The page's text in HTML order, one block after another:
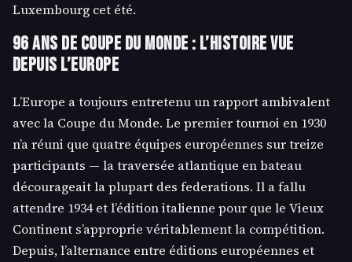
Luxembourg cet été.
96 ans de Coupe du Monde : l’histoire vue
depuis l’Europe
L’Europe a toujours entretenu un rapport ambivalent
avec la Coupe du Monde. Le premier tournoi en 1930
n’a réuni que quatre équipes européennes sur treize
participants — la traversée atlantique en bateau
décourageait la plupart des federations. Il a fallu
attendre 1934 et l’édition italienne pour que le Vieux
Continent s’approprie véritablement la compétition.
Depuis, l’alternance entre éditions européennes et